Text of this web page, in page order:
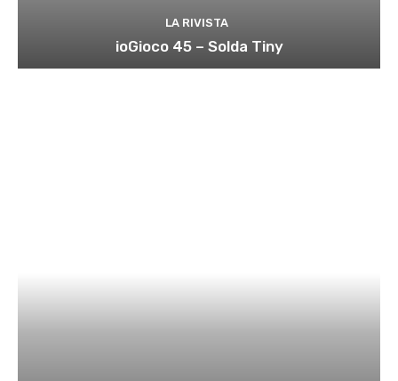
LA RIVISTA
ioGioco 45 – Solda Tiny